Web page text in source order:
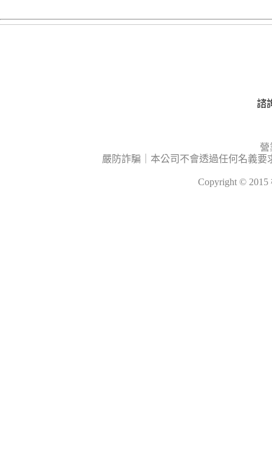
諮
營
嚴防詐騙｜本公司不會透過任何名義
Copyright ©